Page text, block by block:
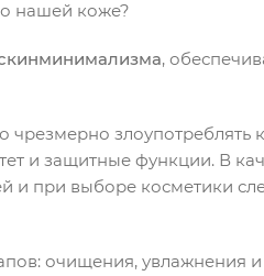
нашей коже?
,
злоупотреблять
и защитные функции. В
и при выборе косметики
очищения, увлажнения